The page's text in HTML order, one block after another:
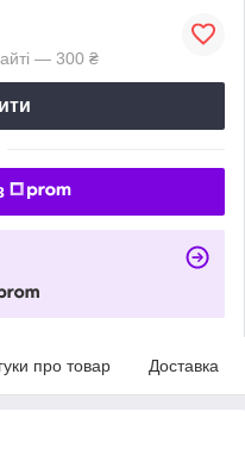
— 300 ₴
про товар Доставка